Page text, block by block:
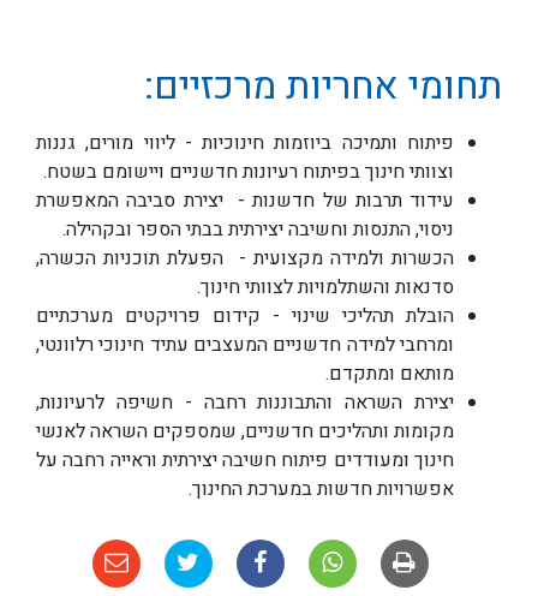
תחומי אחריות מרכזיים:
פיתוח ותמיכה ביוזמות חינוכיות - ליווי מורים, גננות
וצוותי חינוך בפיתוח רעיונות חדשניים ויישומם בשטח.
עידוד תרבות של חדשנות - יצירת סביבה המאפשרת
ניסוי, התנסות וחשיבה יצירתית בבתי הספר ובקהילה.
הכשרות ולמידה מקצועית - הפעלת תוכניות הכשרה,
סדנאות והשתלמויות לצוותי חינוך.
הובלת תהליכי שינוי - קידום פרויקטים מערכתיים
ומרחבי למידה חדשניים המעצבים עתיד חינוכי רלוונטי,
מותאם ומתקדם.
יצירת השראה והתבוננות רחבה - חשיפה לרעיונות,
מקומות ותהליכים חדשניים, שמספקים השראה לאנשי
חינוך ומעודדים פיתוח חשיבה יצירתית וראייה רחבה על
אפשרויות חדשות במערכת החינוך.